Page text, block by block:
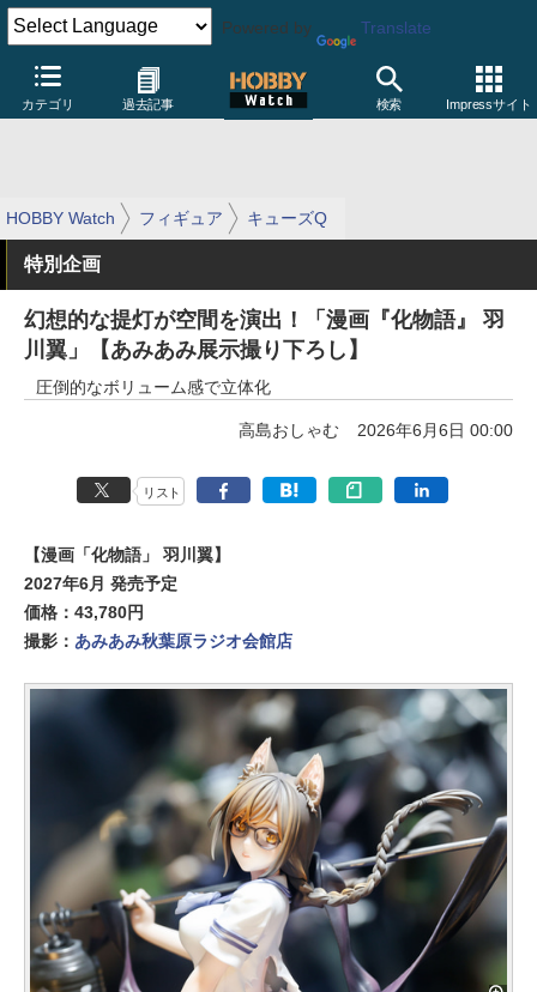
Powered by Translate
カテゴリ 過去記事 検索 Impressサイト
HOBBY Watch フィギュア キューズQ
特別企画
幻想的な提灯が空間を演出！「漫画『化物語』 羽
川翼」【あみあみ展示撮り下ろし】
圧倒的なボリューム感で立体化
高島おしゃむ 2026年6月6日 00:00
リスト
【漫画「化物語」 羽川翼】
2027年6月 発売予定
価格：43,780円
撮影： あみあみ秋葉原ラジオ会館店